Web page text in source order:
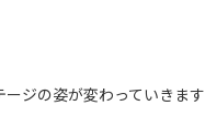
ジの姿が変わっていきます